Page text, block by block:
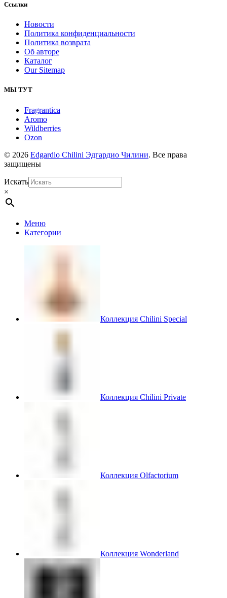
Ссылки
Новости
Политика конфиденциальности
Политика возврата
Об авторе
Каталог
Our Sitemap
МЫ ТУТ
Fragrantica
Aromo
Wildberries
Ozon
© 2026 Edgardio Chilini Эдгардио Чилини. Все права
защищены
Искать
×
Меню
Категории
Коллекция Chilini Special
Коллекция Chilini Private
Коллекция Olfactorium
Коллекция Wonderland